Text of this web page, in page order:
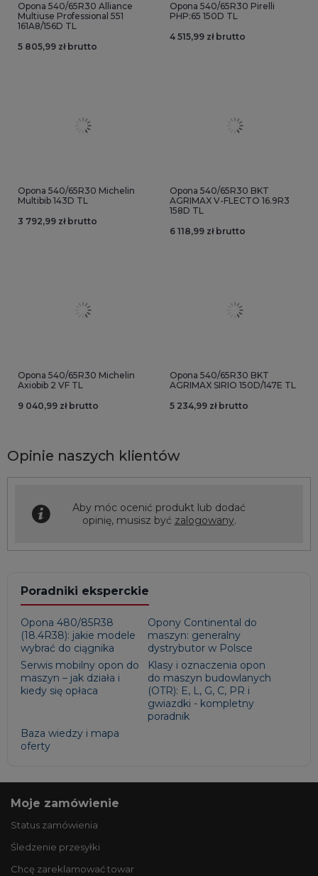
Opona 540/65R30 Alliance
Multiuse Professional 551
161A8/156D TL
5 805,99 zł brutto
Opona 540/65R30 Pirelli
PHP:65 150D TL
4 515,99 zł brutto
Opona 540/65R30 Michelin
Multibib 143D TL
3 792,99 zł brutto
Opona 540/65R30 BKT
AGRIMAX V-FLECTO 16.9R3
158D TL
6 118,99 zł brutto
Opona 540/65R30 Michelin
Axiobib 2 VF TL
9 040,99 zł brutto
Opona 540/65R30 BKT
AGRIMAX SIRIO 150D/147E TL
5 234,99 zł brutto
Opinie naszych klientów
Aby móc ocenić produkt lub dodać
opinię, musisz być zalogowany.
Poradniki eksperckie
Opona 480/85R38
(18.4R38): jakie modele
wybrać do ciągnika
Opony Continental do
maszyn: generalny
dystrybutor w Polsce
Serwis mobilny opon do
maszyn – jak działa i
kiedy się opłaca
Klasy i oznaczenia opon
do maszyn budowlanych
(OTR): E, L, G, C, PR i
gwiazdki - kompletny
poradnik
Baza wiedzy i mapa
oferty
Moje zamówienie
Status zamówienia
Śledzenie przesyłki
Chcę zareklamować towar